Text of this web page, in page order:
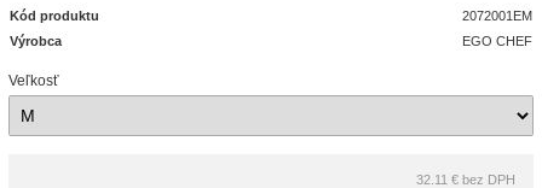
Kód produktu
2072001EM
Výrobca
EGO CHEF
Veľkosť
32.11 € bez DPH